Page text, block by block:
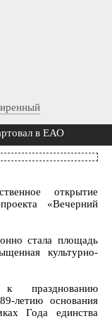
в ЕАО
открытие
«Вечерний
стала площадь
культурно-
празднованию
летию основания
Года единства